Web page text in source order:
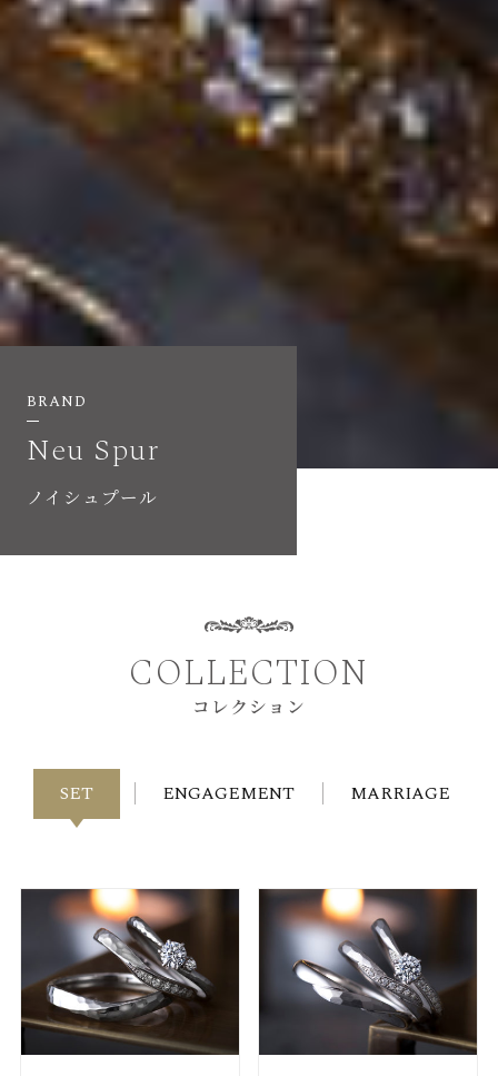
BRAND
Neu Spur
ノイシュプール
COLLECTION
コレクション
SET ENGAGEMENT MARRIAGE